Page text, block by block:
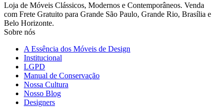
Loja de Móveis Clássicos, Modernos e Contemporâneos. Venda
com Frete Gratuito para Grande São Paulo, Grande Rio, Brasília e
Belo Horizonte.
Sobre nós
A Essência dos Móveis de Design
Institucional
LGPD
Manual de Conservação
Nossa Cultura
Nosso Blog
Designers